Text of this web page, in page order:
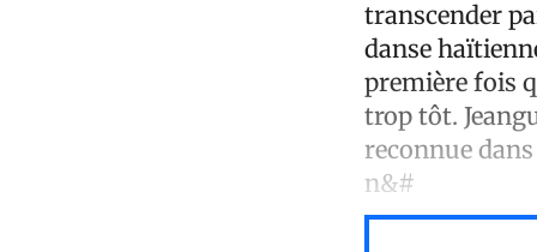
transcender
danse
première fois
trop tôt.
reconnue
n&#